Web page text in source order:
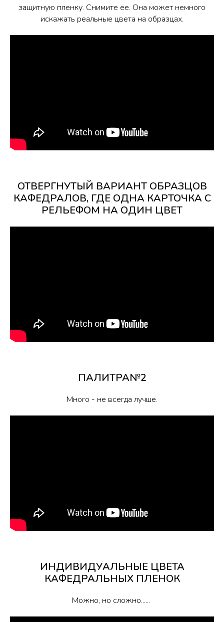
защитную пленку. Снимите ее. Она может немного
искажать реальные цвета на образцах.
ОТВЕРГНУТЫЙ ВАРИАНТ ОБРАЗЦОВ
КАФЕДРАЛОВ, ГДЕ ОДНА КАРТОЧКА С
РЕЛЬЕФОМ НА ОДИН ЦВЕТ
ПАЛИТРА№2
Много - не всегда лучше.
ИНДИВИДУАЛЬНЫЕ ЦВЕТА
КАФЕДРАЛЬНЫХ ПЛЕНОК
Можно, но сложно......